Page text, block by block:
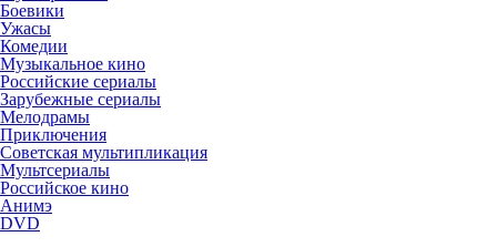
Боевики
Ужасы
Комедии
Музыкальное кино
Российские сериалы
Зарубежные сериалы
Мелодрамы
Приключения
Советская мультипликация
Мультсериалы
Российское кино
Анимэ
DVD